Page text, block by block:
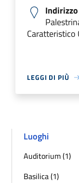
Indirizzo
Caratteristico
LEGGI DI PIÙ
Luoghi
Auditorium (1)
Basilica (1)